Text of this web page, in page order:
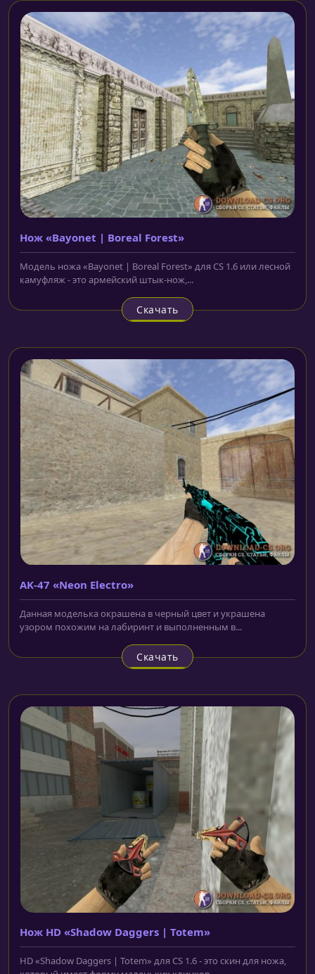
Нож «Bayonet | Boreal Forest»
Модель ножа «Bayonet | Boreal Forest» для CS 1.6 или лесной
камуфляж - это армейский штык-нож,...
Скачать
AK-47 «Neon Electro»
Данная моделька окрашена в черный цвет и украшена
узором похожим на лабиринт и выполненным в...
Скачать
Нож HD «Shadow Daggers | Totem»
HD «Shadow Daggers | Totem» для CS 1.6 - это скин для ножа,